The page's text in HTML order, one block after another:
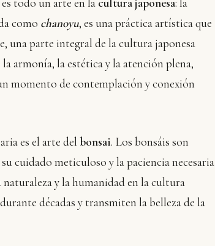
todo un arte en la cultura japonesa: la
como chanoyu, es una práctica artística que
una parte integral de la cultura japonesa
armonía, la estética y la atención plena,
momento de contemplación y conexión
es el arte del bonsai. Los bonsáis son
cuidado meticuloso y la paciencia necesaria
y la humanidad en la cultura
décadas y transmiten la belleza de la